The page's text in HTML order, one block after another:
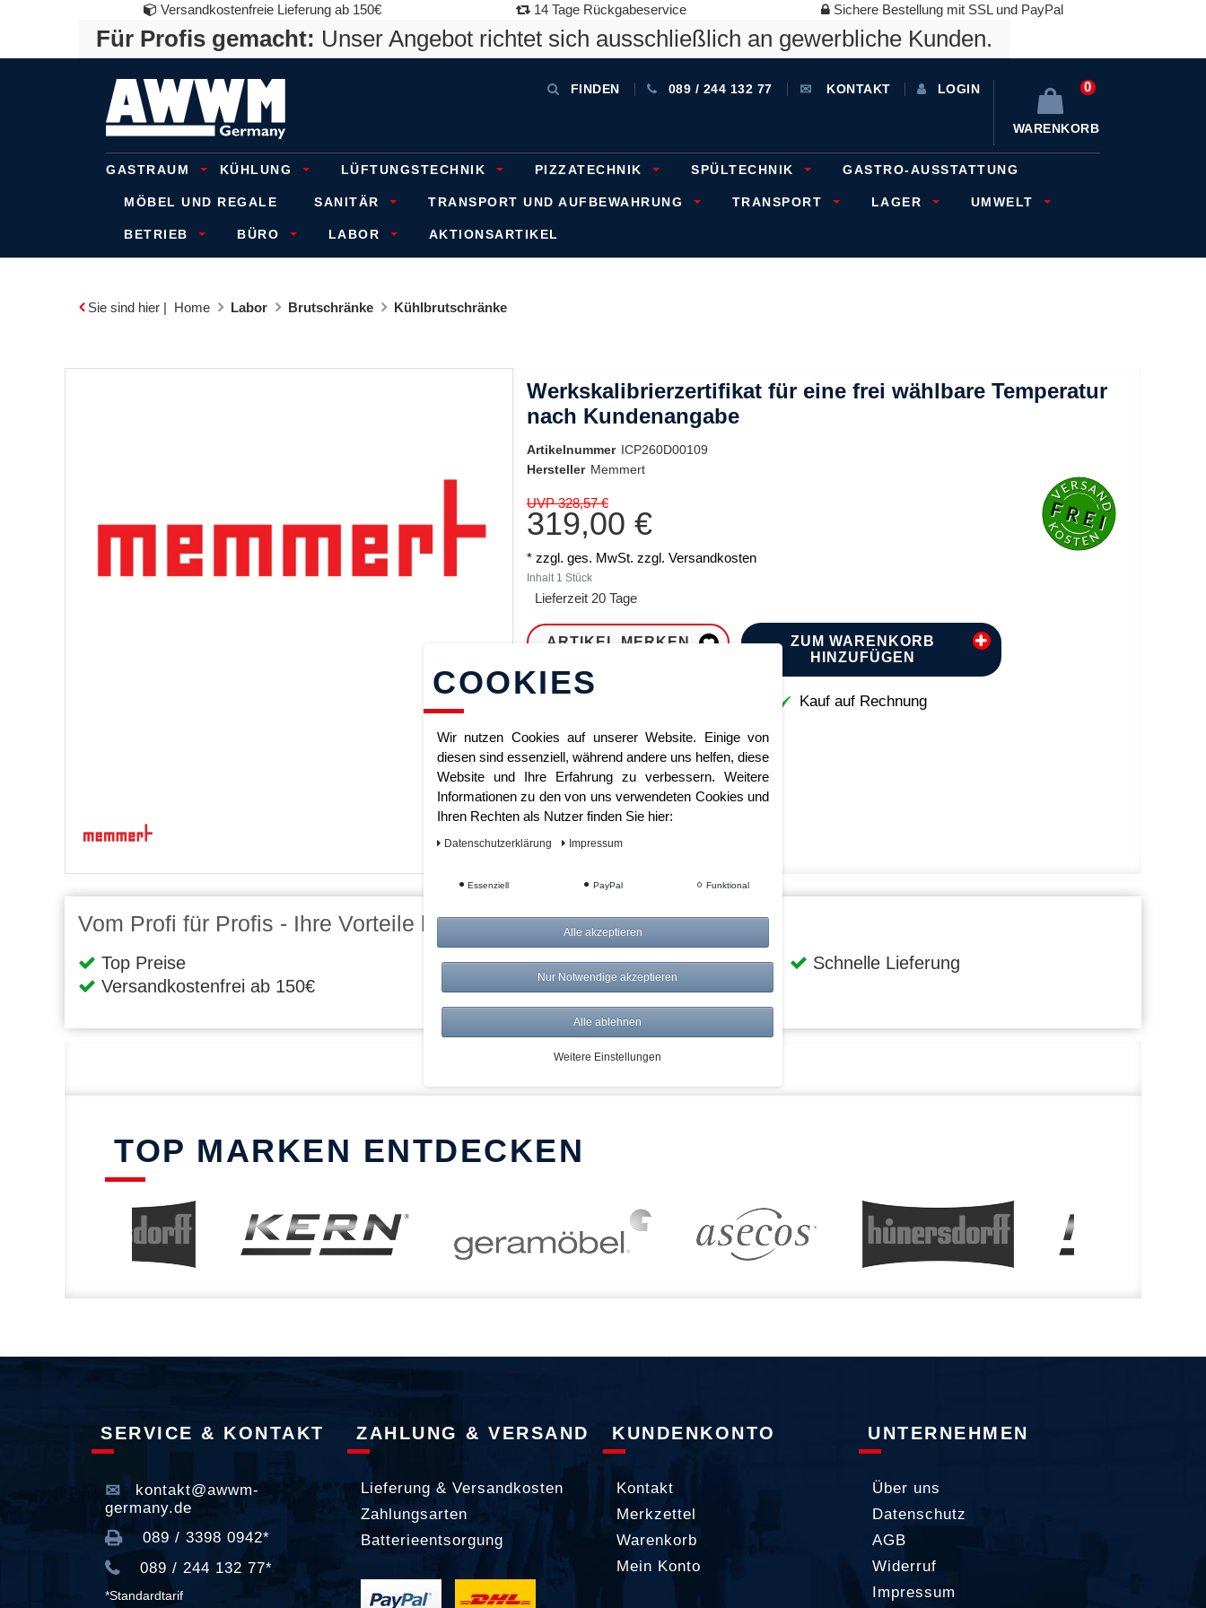
Versandkostenfreie Lieferung ab 150€ 14 Tage Rückgabeservice Sichere Bestellung mit SSL und PayPal
Für Profis gemacht: Unser Angebot richtet sich ausschließlich an gewerbliche Kunden.
FINDEN 089 / 244 132 77 KONTAKT LOGIN 0
WARENKORB
GASTRAUM KÜHLUNG LÜFTUNGSTECHNIK PIZZATECHNIK SPÜLTECHNIK GASTRO-AUSSTATTUNG
MÖBEL UND REGALE SANITÄR TRANSPORT UND AUFBEWAHRUNG TRANSPORT LAGER UMWELT
BETRIEB BÜRO LABOR AKTIONSARTIKEL
Sie sind hier | Home Labor Brutschränke Kühlbrutschränke
Werkskalibrierzertifikat für eine frei wählbare Temperatur
nach Kundenangabe
Artikelnummer ICP260D00109
Hersteller Memmert
UVP 328,57 €
319,00 €
* zzgl. ges. MwSt. zzgl. Versandkosten
Inhalt 1 Stück
Lieferzeit 20 Tage
ARTIKEL MERKEN
ZUM WARENKORB
HINZUFÜGEN
Kauf auf Rechnung
Vom Profi für Profis - Ihre Vorteile bei AWWM:
Top Preise
Versandkostenfrei ab 150€
Risikolos: 14 Tage Rückgabe
Über 20.000 Artikel
Schnelle Lieferung
TOP MARKEN ENTDECKEN
SERVICE & KONTAKT
kontakt@awwm-
germany.de
089 / 3398 0942*
089 / 244 132 77*
*Standardtarif
ZAHLUNG & VERSAND
Lieferung & Versandkosten
Zahlungsarten
Batterieentsorgung
KUNDENKONTO
Kontakt
Merkzettel
Warenkorb
Mein Konto
UNTERNEHMEN
Über uns
Datenschutz
AGB
Widerruf
Impressum
COOKIES
Wir nutzen Cookies auf unserer Website. Einige von
diesen sind essenziell, während andere uns helfen, diese
Website und Ihre Erfahrung zu verbessern. Weitere
Informationen zu den von uns verwendeten Cookies und
Ihren Rechten als Nutzer finden Sie hier:
Daten­schutz­erklärung Impressum
Essenziell PayPal Funktional
Alle akzeptieren
Nur Notwendige akzeptieren
Alle ablehnen
Weitere Einstellungen